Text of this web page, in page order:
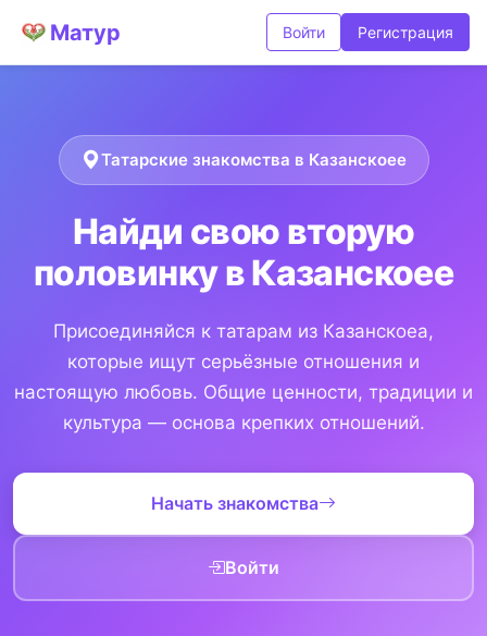
Матур Войти Регистрация
Татарские знакомства в Казанскоее
Найди свою вторую
половинку в Казанскоее
Присоединяйся к татарам из Казанскоеа,
которые ищут серьёзные отношения и
настоящую любовь. Общие ценности, традиции и
культура — основа крепких отношений.
Начать знакомства
Войти